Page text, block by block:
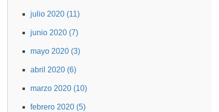
julio 2020 (11)
junio 2020 (7)
mayo 2020 (3)
abril 2020 (6)
marzo 2020 (10)
febrero 2020 (5)